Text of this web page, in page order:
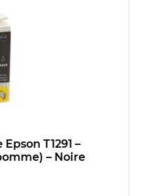
T1291 –
– Noire